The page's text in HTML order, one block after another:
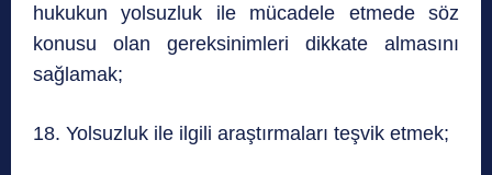
hukukun yolsuzluk ile mücadele etmede söz
konusu olan gereksinimleri dikkate almasını
sağlamak;
18. Yolsuzluk ile ilgili araştırmaları teşvik etmek;